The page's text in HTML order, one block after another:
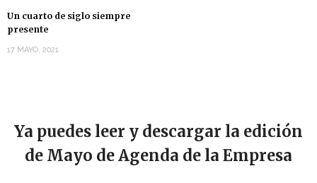
Un cuarto de siglo siempre
presente
17 MAYO, 2021
Ya puedes leer y descargar la edición
de Mayo de Agenda de la Empresa